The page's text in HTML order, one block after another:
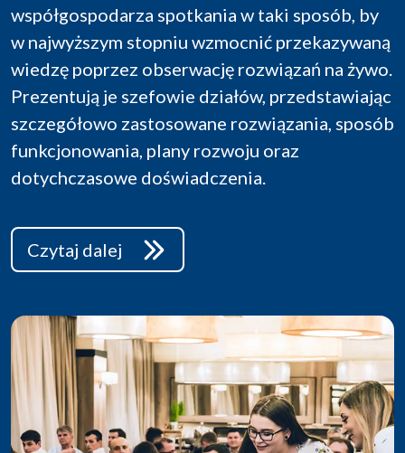
współgospodarza spotkania w taki sposób, by
w najwyższym stopniu wzmocnić przekazywaną
wiedzę poprzez obserwację rozwiązań na żywo.
Prezentują je szefowie działów, przedstawiając
szczegółowo zastosowane rozwiązania, sposób
funkcjonowania, plany rozwoju oraz
dotychczasowe doświadczenia.
Czytaj dalej